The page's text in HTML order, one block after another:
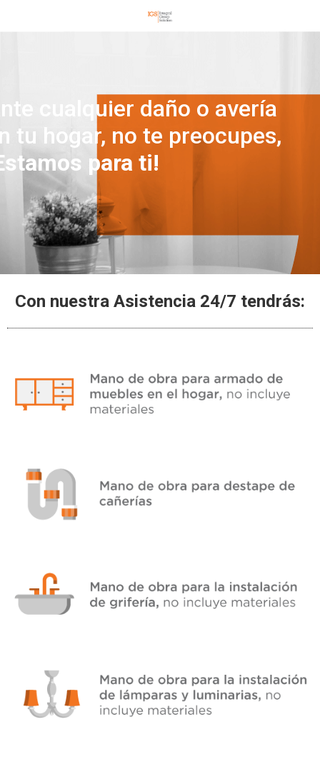
cualquier daño o avería
tu hogar, no te preocupes,
para ti!
Con nuestra Asistencia 24/7 tendrás: